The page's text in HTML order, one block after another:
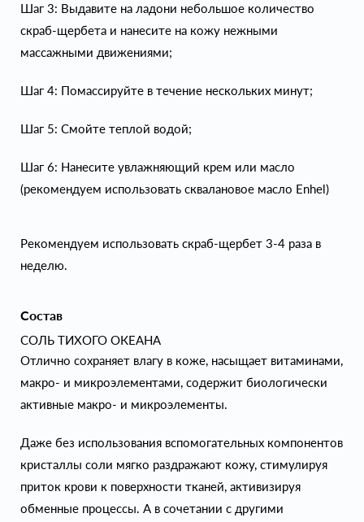
Шаг 3: Выдавите на ладони небольшое количество
скраб-щербета и нанесите на кожу нежными
массажными движениями;
Шаг 4: Помассируйте в течение нескольких минут;
Шаг 5: Смойте теплой водой;
Шаг 6: Нанесите увлажняющий крем или масло
(рекомендуем использовать сквалановое масло Enhel)
Рекомендуем использовать скраб-щербет 3-4 раза в
неделю.
Состав
СОЛЬ ТИХОГО ОКЕАНА
Отлично сохраняет влагу в коже, насыщает витаминами,
макро- и микроэлементами, содержит биологически
активные макро- и микроэлементы.
Даже без использования вспомогательных компонентов
кристаллы соли мягко раздражают кожу, стимулируя
приток крови к поверхности тканей, активизируя
обменные процессы. А в сочетании с другими